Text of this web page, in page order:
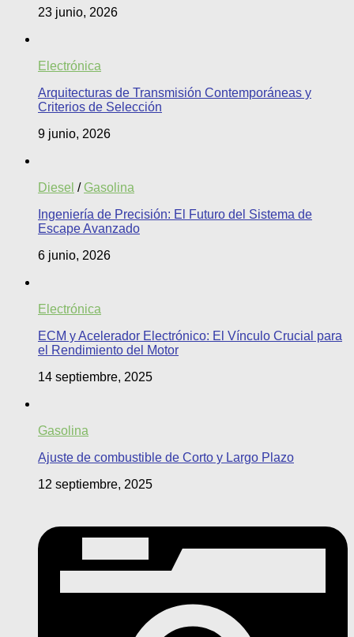
23 junio, 2026
Electrónica
Arquitecturas de Transmisión Contemporáneas y
Criterios de Selección
9 junio, 2026
Diesel / Gasolina
Ingeniería de Precisión: El Futuro del Sistema de
Escape Avanzado
6 junio, 2026
Electrónica
ECM y Acelerador Electrónico: El Vínculo Crucial para
el Rendimiento del Motor
14 septiembre, 2025
Gasolina
Ajuste de combustible de Corto y Largo Plazo
12 septiembre, 2025